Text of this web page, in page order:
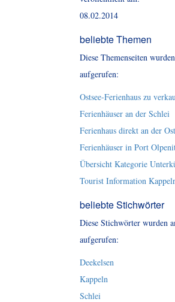
08.02.2014
beliebte Themen
Diese Themenseiten
aufgerufen:
Ostsee-Ferienhaus zu
Ferienhäuser an der Schlei
Ferienhaus direkt an der
Ferienhäuser in Port
Übersicht Kategorie
Tourist Information
beliebte Stichwörter
Diese Stichwörter wurden
aufgerufen:
Deekelsen
Kappeln
Schlei